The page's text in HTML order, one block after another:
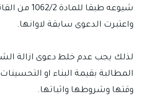
شيوعه طبقا
واعتبرت الدعوى سابقة لاوانها.
لذلك يجب عدم خلط دعوى ازالة
المطالبة بقيمة البناء او
وقتها وشروطها واثباتها.